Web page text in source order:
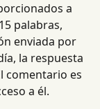
a
palabras,
enviada por
la respuesta
comentario es
a él.